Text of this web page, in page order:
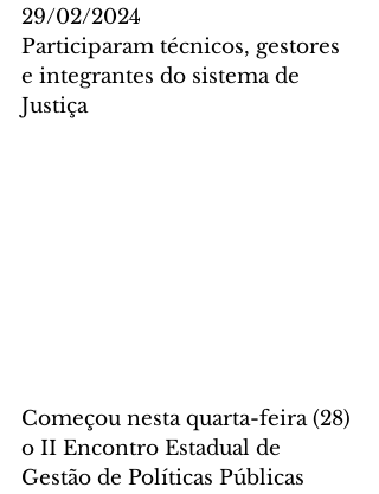
29/02/2024
Participaram técnicos, gestores
e integrantes do sistema de
Justiça
Começou nesta quarta-feira (28)
o II Encontro Estadual de
Gestão de Políticas Públicas